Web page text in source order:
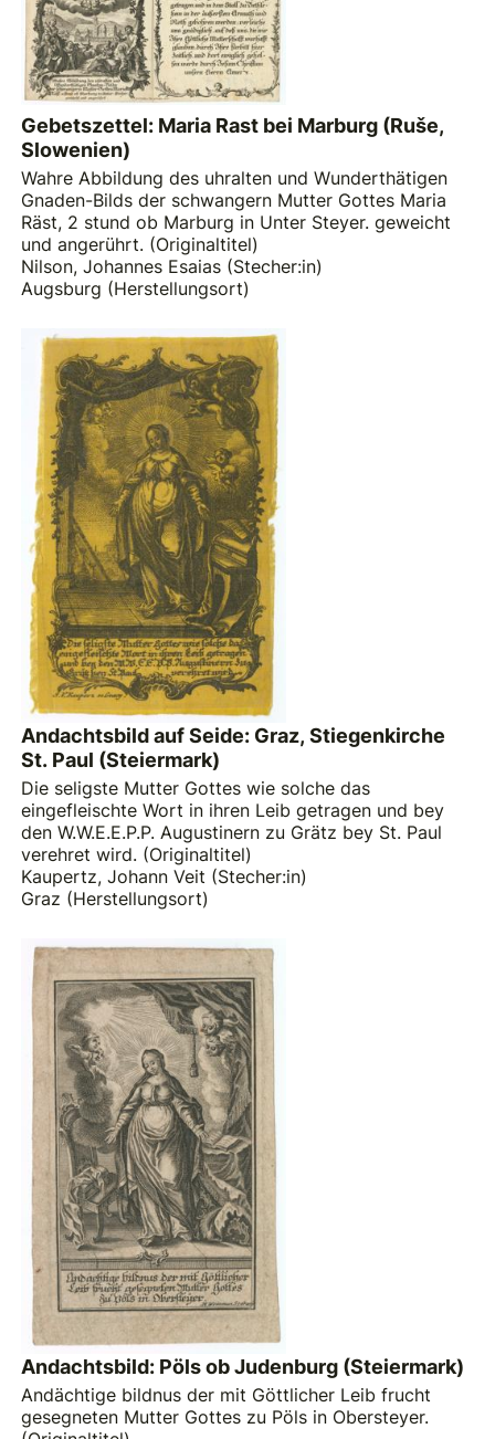
Gebetszettel: Maria Rast bei Marburg (Ruše,
Slowenien)
Wahre Abbildung des uhralten und Wunderthätigen
Gnaden-Bilds der schwangern Mutter Gottes Maria
Räst, 2 stund ob Marburg in Unter Steyer. geweicht
und angerührt. (Originaltitel)
Nilson, Johannes Esaias (Stecher:in)
Augsburg (Herstellungsort)
Andachtsbild auf Seide: Graz, Stiegenkirche
St. Paul (Steiermark)
Die seligste Mutter Gottes wie solche das
eingefleischte Wort in ihren Leib getragen und bey
den W.W.E.E.P.P. Augustinern zu Grätz bey St. Paul
verehret wird. (Originaltitel)
Kaupertz, Johann Veit (Stecher:in)
Graz (Herstellungsort)
Andachtsbild: Pöls ob Judenburg (Steiermark)
Andächtige bildnus der mit Göttlicher Leib frucht
gesegneten Mutter Gottes zu Pöls in Obersteyer.